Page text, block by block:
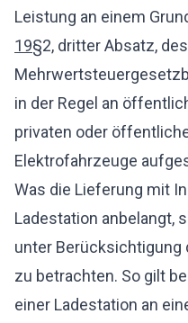
Leistung an einem
19§2, dritter Absatz, des
in der Regel an
privaten oder
Elektrofahrzeuge
Was die Lieferung mit
Ladestation anbelangt,
unter Berücksichtigung
zu betrachten. So gilt
einer Ladestation an